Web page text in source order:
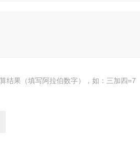
结果（填写阿拉伯数字），如：三加四=7